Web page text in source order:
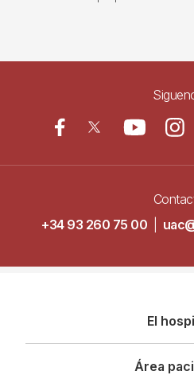
+34 93 260 75 00
El
Área